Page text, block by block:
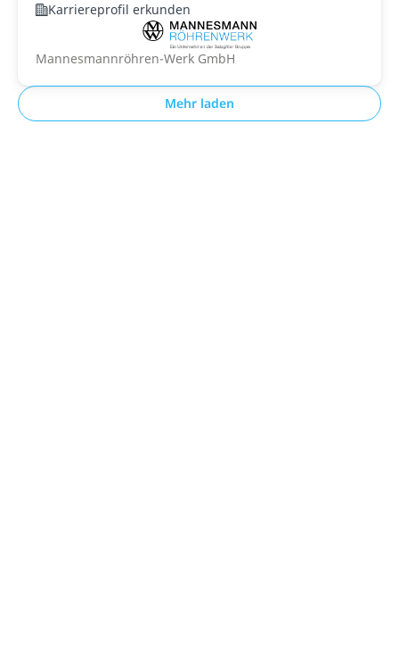
Karriereprofil erkunden
Mannesmannröhren-Werk GmbH
Mehr laden